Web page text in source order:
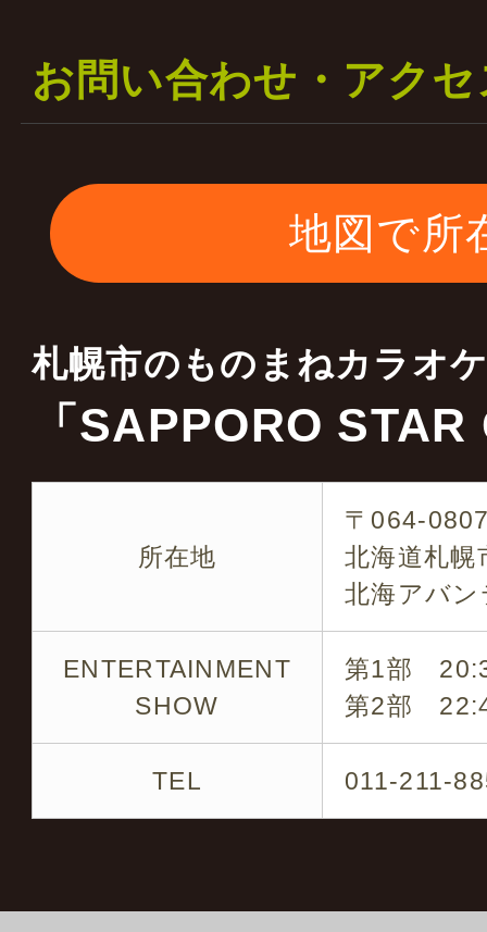
二部の料金を￥５００
します
ご理解宜しくお願いい
2023年01月17日
当店はキャスティング
全国各地 ものまね・お
各タレントのキャステ
企業パーティー・結婚
の周年など
※ 是非お気軽にお問い
キャスティング実績の一
お問い合わせ・アク
地図で所
札幌市のものまねカラオ
「SAPPORO
所在地
〒064-
北海道札幌
北海アバ
ENTERTAINMENT
SHOW
第1部
第2部
TEL 011-211-